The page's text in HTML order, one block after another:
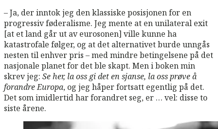
– Ja, der inntok jeg den klassiske posisjonen for en
progressiv føderalisme. Jeg mente at en unilateral exit
[at et land går ut av eurosonen] ville kunne ha
katastrofale følger, og at det alternativet burde unngås
nesten til enhver pris – med mindre betingelsene på det
nasjonale planet for det ble skapt. Men i boken min
skrev jeg: Se her, la oss gi det en sjanse, la oss prøve å
forandre Europa, og jeg håper fortsatt egentlig på det.
Det som imidlertid har forandret seg, er … vel: disse to
siste årene.